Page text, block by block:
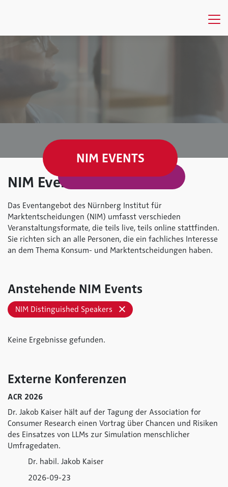
NIM EVENTS
NIM Events
Das Eventangebot des Nürnberg Institut für
Marktentscheidungen (NIM) umfasst verschieden
Veranstaltungsformate, die teils live, teils online stattfinden.
Sie richten sich an alle Personen, die ein fachliches Interesse
an dem Thema Konsum- und Marktentscheidungen haben.
Anstehende NIM Events
NIM Distinguished Speakers
Keine Ergebnisse gefunden.
Externe Konferenzen
ACR 2026
Dr. Jakob Kaiser hält auf der Tagung der Association for
Consumer Research einen Vortrag über Chancen und Risiken
des Einsatzes von LLMs zur Simulation menschlicher
Umfragedaten.
Dr. habil. Jakob Kaiser
2026-09-23